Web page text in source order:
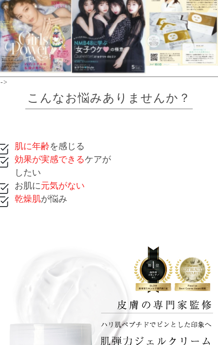
>
こんなお悩みありませんか？
肌に年齢を感じる
効果が実感できるケアが
したい
お肌に元気がない
乾燥肌が悩み